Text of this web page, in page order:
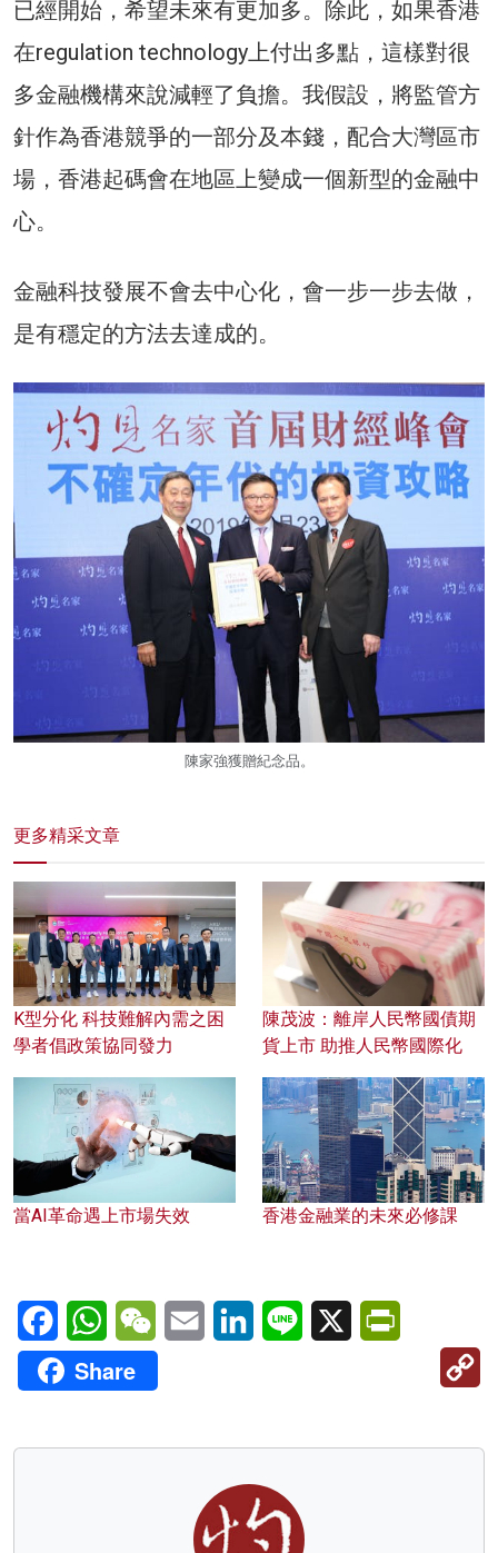
已經開始，希望未來有更加多。除此，如果香港
在regulation technology上付出多點，這樣對很
多金融機構來說減輕了負擔。我假設，將監管方
針作為香港競爭的一部分及本錢，配合大灣區市
場，香港起碼會在地區上變成一個新型的金融中
心。
金融科技發展不會去中心化，會一步一步去做，
是有穩定的方法去達成的。
陳家強獲贈紀念品。
更多精采文章
K型分化 科技難解內需之困
學者倡政策協同發力
陳茂波：離岸人民幣國債期
貨上市 助推人民幣國際化
當AI革命遇上市場失效 香港金融業的未來必修課
FacebookWhatsAppWeChatEmail LinkedInLine X
Share